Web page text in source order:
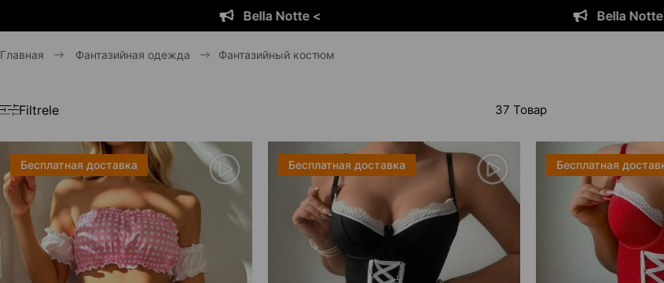
Главная Фантазийная одежда Фантазийный костюм
Filtrele 37 Товар
Бесплатная доставка Бесплатная доставка Бесплатная